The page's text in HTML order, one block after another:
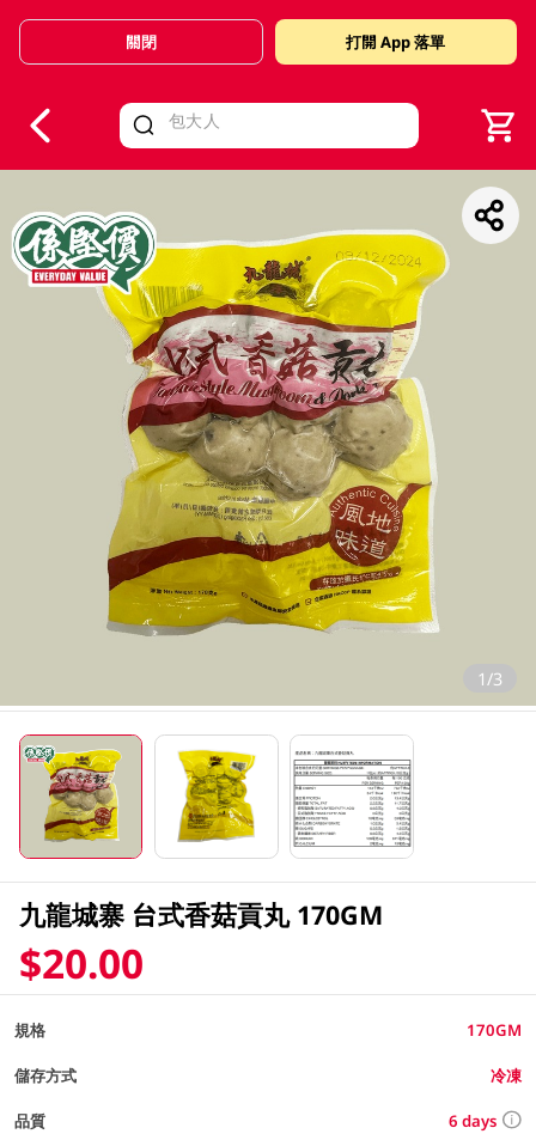
Valid Until 30 June 2026
關閉 打開 App 落單
1/3
九龍城寨 台式香菇貢丸 170GM
$20.00
規格 170GM
儲存方式 冷凍
品質 6 days